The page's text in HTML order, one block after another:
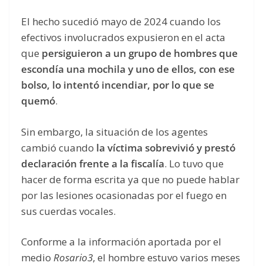
El hecho sucedió mayo de 2024 cuando los
efectivos involucrados expusieron en el acta
que persiguieron a un grupo de hombres que
escondía una mochila y uno de ellos, con ese
bolso, lo intentó incendiar, por lo que se
quemó.
Sin embargo, la situación de los agentes
cambió cuando la víctima sobrevivió y prestó
declaración frente a la fiscalía. Lo tuvo que
hacer de forma escrita ya que no puede hablar
por las lesiones ocasionadas por el fuego en
sus cuerdas vocales.
Conforme a la información aportada por el
medio Rosario3, el hombre estuvo varios meses